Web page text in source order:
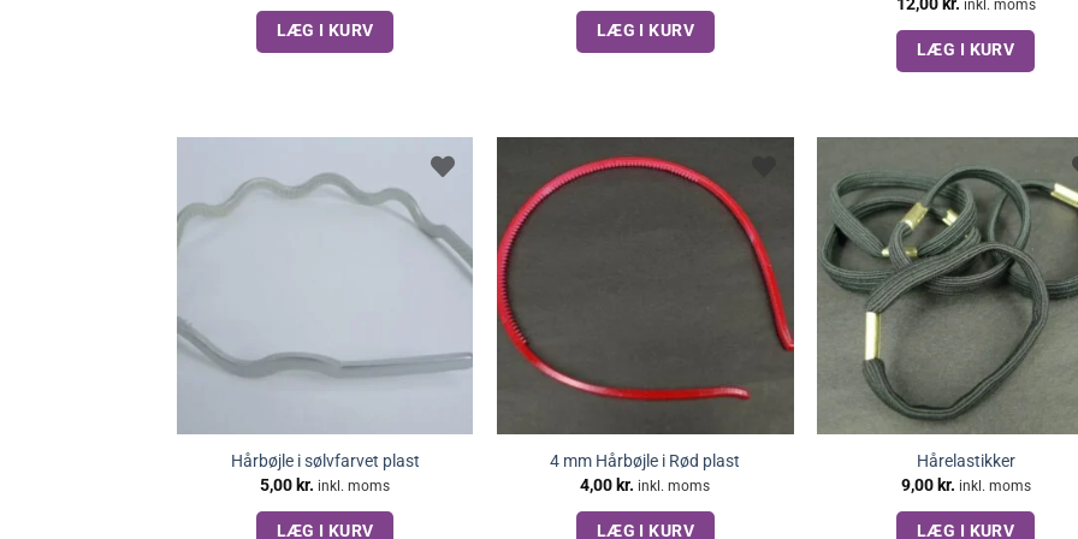
LÆG I KURV LÆG I KURV
12,00kr. inkl. moms
LÆG I KURV
Hårbøjle i sølvfarvet plast
5,00 kr. inkl. moms
LÆG I KURV
4 mm Hårbøjle i Rød plast
4,00 kr. inkl. moms
LÆG I KURV
Hårelastikker
9,00 kr. inkl. moms
LÆG I KURV